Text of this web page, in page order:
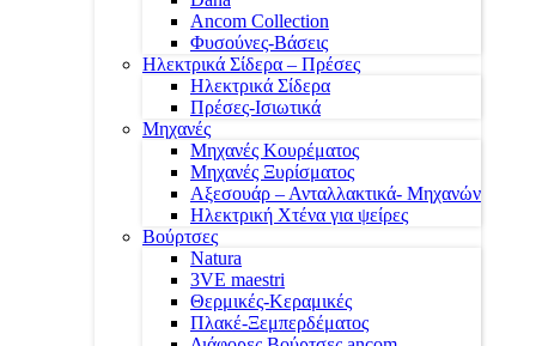
Ancom Collection
Φυσούνες-Βάσεις
Ηλεκτρικά Σίδερα – Πρέσες
Ηλεκτρικά Σίδερα
Πρέσες-Ισιωτικά
Μηχανές
Μηχανές Κουρέματος
Μηχανές Ξυρίσματος
Αξεσουάρ – Ανταλλακτικά- Μηχανών
Ηλεκτρική Χτένα για ψείρες
Βούρτσες
Natura
3VE maestri
Θερμικές-Κεραμικές
Πλακέ-Ξεμπερδέματος